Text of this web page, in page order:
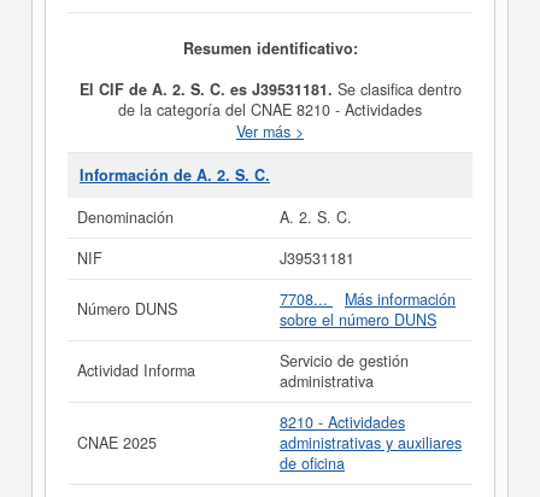
Resumen identificativo:
El CIF de A. 2. S. C. es J39531181. Se clasifica dentro
de la categoría del CNAE 8210 - Actividades
administrativas y auxiliares de oficina.
con el número de SIC 27590000, correspondiente a la
actividad de Impresión comercial, SC. La última consulta
consultado hasta 6 veces. Para documentarse que tipo
parecidas puede hacerlo aquí.
Si está interesado en conocer más datos de la empresa
A. 2. S. C. puede
acceder inmediatamente a este
de A. 2. S. C. y consultar los
resultados de sus años de actividad, así como los
balances y cuentas de resultados disponibles.
La última actualización del informe de empresa se ha
realizado el 18/05/2023.
Ver más >
Información de A. 2. S. C.
Denominación
A. 2. S. C.
NIF
J39531181
Número DUNS 7708...
Más información
sobre el número DUNS
Actividad Informa
Servicio de gestión
administrativa
CNAE 2025
8210 - Actividades
administrativas y auxiliares
de oficina